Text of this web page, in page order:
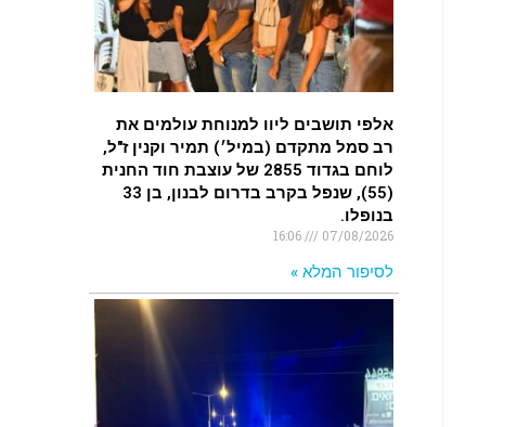
רכב התנגש במעקה בטיחות בכביש 90
בסמוך לעין חצבה. פצועים
אלפי תושבים ליוו למנוחת עולמים את
רב סמל מתקדם (במיל׳) תמיר וקנין ז"ל,
לוחם בגדוד 2855 של עוצבת חוד החנית
(55), שנפל בקרב בדרום לבנון, בן 33
בנופלו.
07/08/2026
לסיפור המלא »